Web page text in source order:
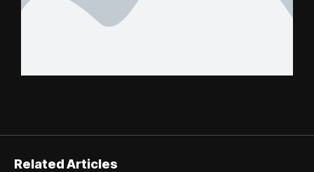
Related Articles